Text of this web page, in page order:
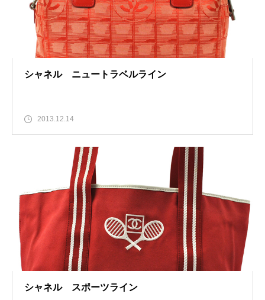
シャネル ニュートラベルライン
2013.12.14
シャネル スポーツライン